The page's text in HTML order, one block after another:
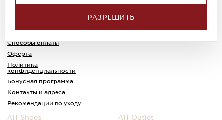
РАЗРЕШИТЬ
Доставка
Способы оплаты
Оферта
Политика
конфиденциальности
Обмен и возврат
Каспи-Ред
Бонусная программа
Контакты и адреса
Рекомендации по уходу
AIT Shoes AIT Outlet